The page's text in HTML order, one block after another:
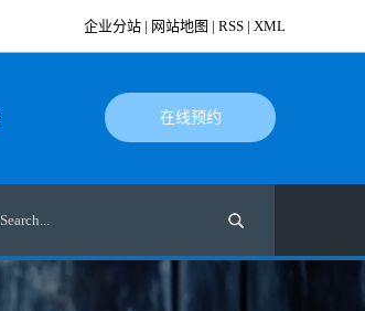
企业分站 | 网站地图 | RSS | XML
在线预约